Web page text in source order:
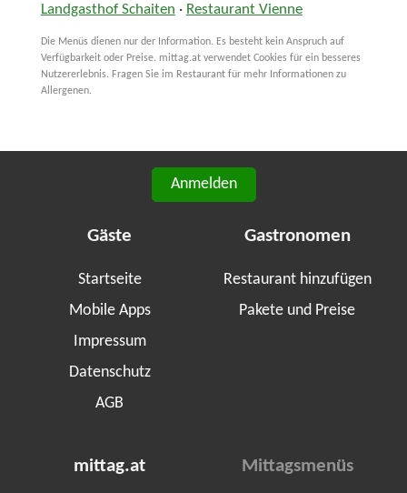
Landgasthof Schaiten · Restaurant Vienne
Die Menüs dienen nur der Information. Es besteht kein Anspruch auf
Verfügbarkeit oder Preise. mittag.at verwendet Cookies für ein besseres
Nutzererlebnis. Fragen Sie im Restaurant für mehr Informationen zu
Allergenen.
Anmelden
Gäste
Startseite
Mobile Apps
Impressum
Datenschutz
AGB
Gastronomen
Restaurant hinzufügen
Pakete und Preise
mittag.at Mittagsmenüs